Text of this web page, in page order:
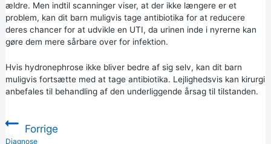
ældre. Men indtil scanninger viser, at der ikke længere er et
problem, kan dit barn muligvis tage antibiotika for at reducere
deres chancer for at udvikle en UTI, da urinen inde i nyrerne kan
gøre dem mere sårbare over for infektion.
Hvis hydronephrose ikke bliver bedre af sig selv, kan dit barn
muligvis fortsætte med at tage antibiotika. Lejlighedsvis kan kirurgi
anbefales til behandling af den underliggende årsag til tilstanden.
Forrige
:Diagnose